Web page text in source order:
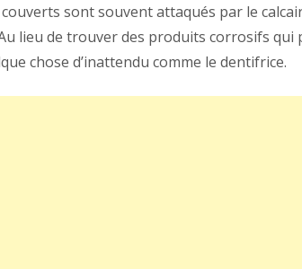
sont souvent attaqués par le
lieu de trouver des produits corrosifs qui
chose d’inattendu comme le dentifrice.